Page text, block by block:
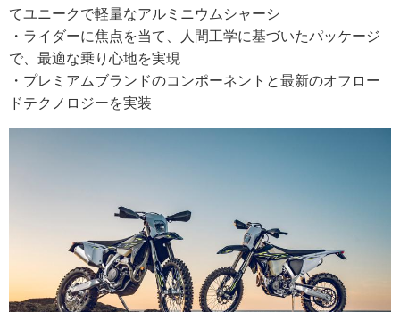
てユニークで軽量なアルミニウムシャーシ
・ライダーに焦点を当て、人間工学に基づいたパッケージ
で、最適な乗り心地を実現
・プレミアムブランドのコンポーネントと最新のオフロー
ドテクノロジーを実装